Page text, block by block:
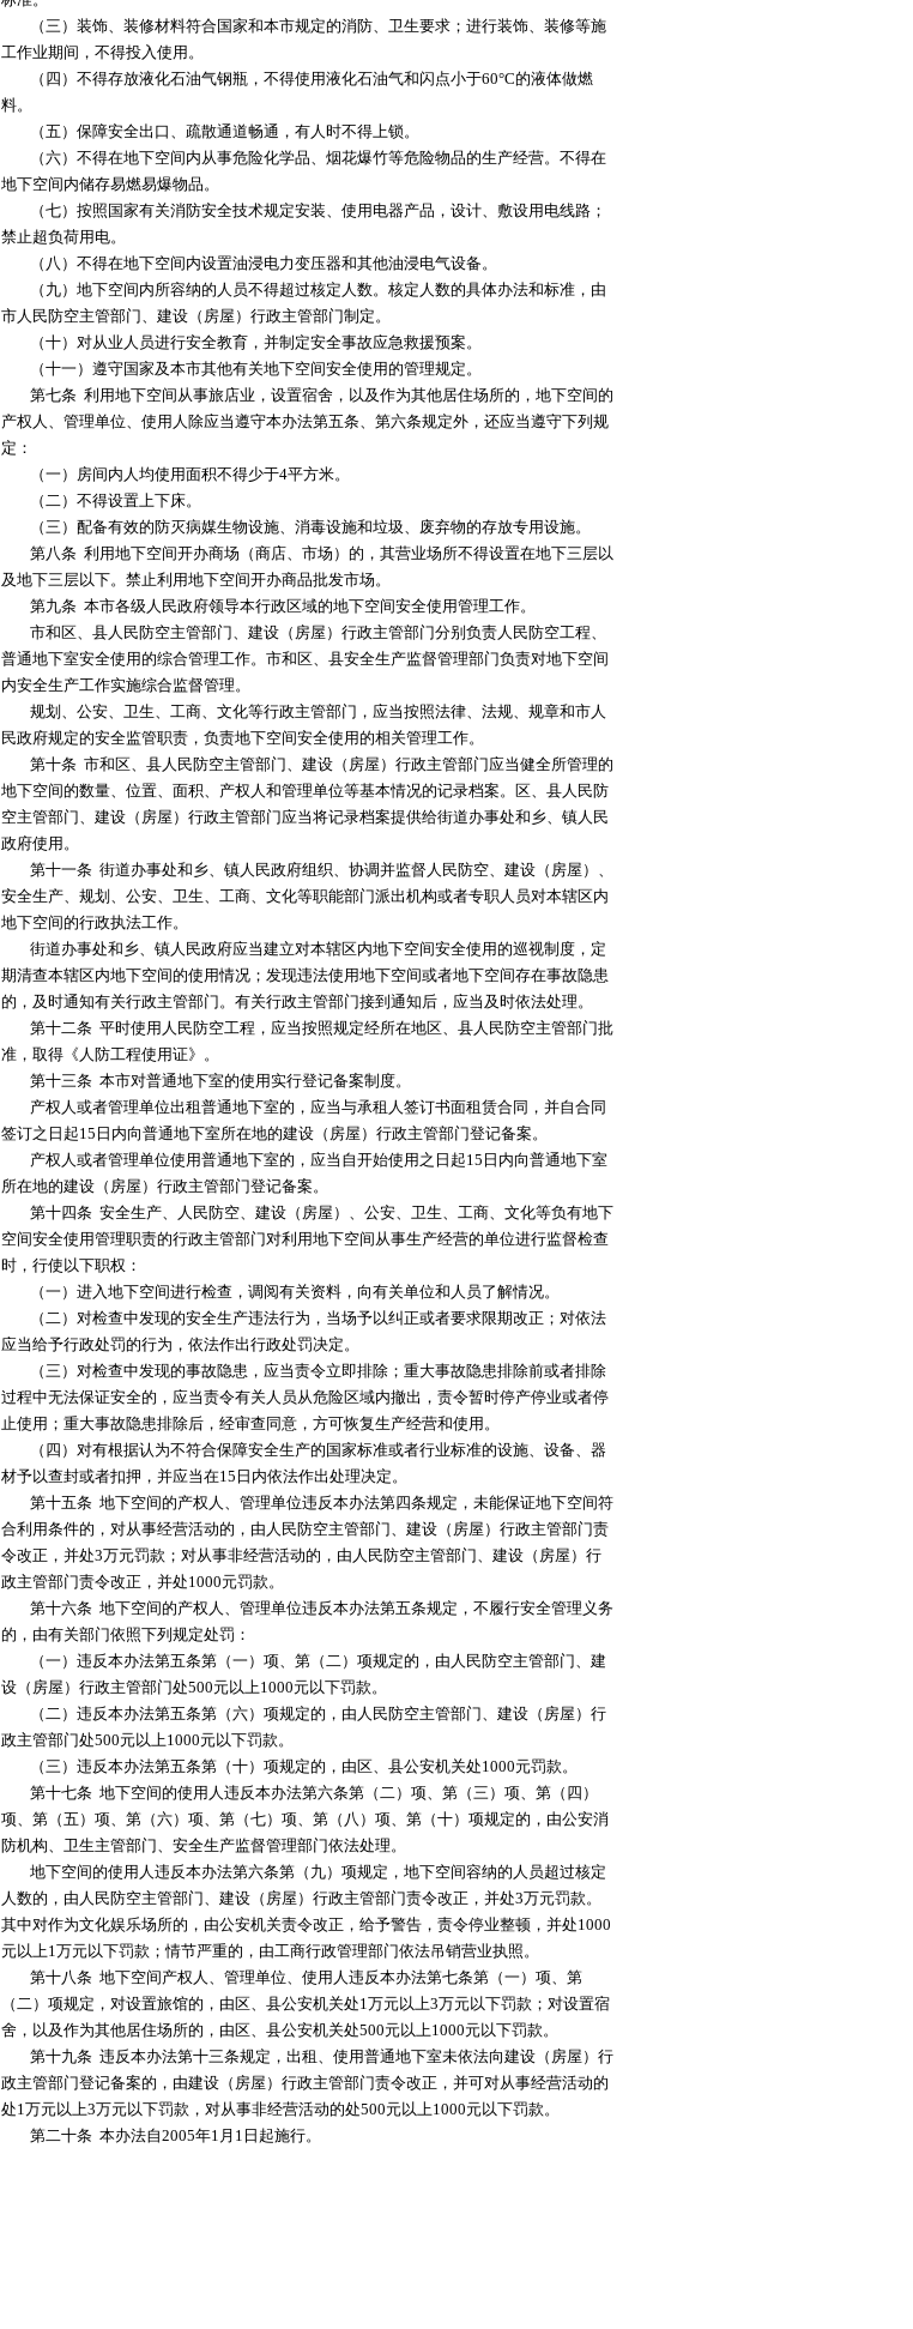
（三）装饰、装修材料符合国家和本市规定的消防、卫生要求；进行装饰、装修等施
工作业期间，不得投入使用。
（四）不得存放液化石油气钢瓶，不得使用液化石油气和闪点小于60°C的液体做燃
料。
（五）保障安全出口、疏散通道畅通，有人时不得上锁。
（六）不得在地下空间内从事危险化学品、烟花爆竹等危险物品的生产经营。不得在
地下空间内储存易燃易爆物品。
（七）按照国家有关消防安全技术规定安装、使用电器产品，设计、敷设用电线路；
禁止超负荷用电。
（八）不得在地下空间内设置油浸电力变压器和其他油浸电气设备。
（九）地下空间内所容纳的人员不得超过核定人数。核定人数的具体办法和标准，由
市人民防空主管部门、建设（房屋）行政主管部门制定。
（十）对从业人员进行安全教育，并制定安全事故应急救援预案。
（十一）遵守国家及本市其他有关地下空间安全使用的管理规定。
第七条 利用地下空间从事旅店业，设置宿舍，以及作为其他居住场所的，地下空间的
产权人、管理单位、使用人除应当遵守本办法第五条、第六条规定外，还应当遵守下列规
定：
（一）房间内人均使用面积不得少于4平方米。
（二）不得设置上下床。
（三）配备有效的防灭病媒生物设施、消毒设施和垃圾、废弃物的存放专用设施。
第八条 利用地下空间开办商场（商店、市场）的，其营业场所不得设置在地下三层以
及地下三层以下。禁止利用地下空间开办商品批发市场。
第九条 本市各级人民政府领导本行政区域的地下空间安全使用管理工作。
市和区、县人民防空主管部门、建设（房屋）行政主管部门分别负责人民防空工程、
普通地下室安全使用的综合管理工作。市和区、县安全生产监督管理部门负责对地下空间
内安全生产工作实施综合监督管理。
规划、公安、卫生、工商、文化等行政主管部门，应当按照法律、法规、规章和市人
民政府规定的安全监管职责，负责地下空间安全使用的相关管理工作。
第十条 市和区、县人民防空主管部门、建设（房屋）行政主管部门应当健全所管理的
地下空间的数量、位置、面积、产权人和管理单位等基本情况的记录档案。区、县人民防
空主管部门、建设（房屋）行政主管部门应当将记录档案提供给街道办事处和乡、镇人民
政府使用。
第十一条 街道办事处和乡、镇人民政府组织、协调并监督人民防空、建设（房屋）、
安全生产、规划、公安、卫生、工商、文化等职能部门派出机构或者专职人员对本辖区内
地下空间的行政执法工作。
街道办事处和乡、镇人民政府应当建立对本辖区内地下空间安全使用的巡视制度，定
期清查本辖区内地下空间的使用情况；发现违法使用地下空间或者地下空间存在事故隐患
的，及时通知有关行政主管部门。有关行政主管部门接到通知后，应当及时依法处理。
第十二条 平时使用人民防空工程，应当按照规定经所在地区、县人民防空主管部门批
准，取得《人防工程使用证》。
第十三条 本市对普通地下室的使用实行登记备案制度。
产权人或者管理单位出租普通地下室的，应当与承租人签订书面租赁合同，并自合同
签订之日起15日内向普通地下室所在地的建设（房屋）行政主管部门登记备案。
产权人或者管理单位使用普通地下室的，应当自开始使用之日起15日内向普通地下室
所在地的建设（房屋）行政主管部门登记备案。
第十四条 安全生产、人民防空、建设（房屋）、公安、卫生、工商、文化等负有地下
空间安全使用管理职责的行政主管部门对利用地下空间从事生产经营的单位进行监督检查
时，行使以下职权：
（一）进入地下空间进行检查，调阅有关资料，向有关单位和人员了解情况。
（二）对检查中发现的安全生产违法行为，当场予以纠正或者要求限期改正；对依法
应当给予行政处罚的行为，依法作出行政处罚决定。
（三）对检查中发现的事故隐患，应当责令立即排除；重大事故隐患排除前或者排除
过程中无法保证安全的，应当责令有关人员从危险区域内撤出，责令暂时停产停业或者停
止使用；重大事故隐患排除后，经审查同意，方可恢复生产经营和使用。
（四）对有根据认为不符合保障安全生产的国家标准或者行业标准的设施、设备、器
材予以查封或者扣押，并应当在15日内依法作出处理决定。
第十五条 地下空间的产权人、管理单位违反本办法第四条规定，未能保证地下空间符
合利用条件的，对从事经营活动的，由人民防空主管部门、建设（房屋）行政主管部门责
令改正，并处3万元罚款；对从事非经营活动的，由人民防空主管部门、建设（房屋）行
政主管部门责令改正，并处1000元罚款。
第十六条 地下空间的产权人、管理单位违反本办法第五条规定，不履行安全管理义务
的，由有关部门依照下列规定处罚：
（一）违反本办法第五条第（一）项、第（二）项规定的，由人民防空主管部门、建
设（房屋）行政主管部门处500元以上1000元以下罚款。
（二）违反本办法第五条第（六）项规定的，由人民防空主管部门、建设（房屋）行
政主管部门处500元以上1000元以下罚款。
（三）违反本办法第五条第（十）项规定的，由区、县公安机关处1000元罚款。
第十七条 地下空间的使用人违反本办法第六条第（二）项、第（三）项、第（四）
项、第（五）项、第（六）项、第（七）项、第（八）项、第（十）项规定的，由公安消
防机构、卫生主管部门、安全生产监督管理部门依法处理。
地下空间的使用人违反本办法第六条第（九）项规定，地下空间容纳的人员超过核定
人数的，由人民防空主管部门、建设（房屋）行政主管部门责令改正，并处3万元罚款。
其中对作为文化娱乐场所的，由公安机关责令改正，给予警告，责令停业整顿，并处1000
元以上1万元以下罚款；情节严重的，由工商行政管理部门依法吊销营业执照。
第十八条 地下空间产权人、管理单位、使用人违反本办法第七条第（一）项、第
（二）项规定，对设置旅馆的，由区、县公安机关处1万元以上3万元以下罚款；对设置宿
舍，以及作为其他居住场所的，由区、县公安机关处500元以上1000元以下罚款。
第十九条 违反本办法第十三条规定，出租、使用普通地下室未依法向建设（房屋）行
政主管部门登记备案的，由建设（房屋）行政主管部门责令改正，并可对从事经营活动的
处1万元以上3万元以下罚款，对从事非经营活动的处500元以上1000元以下罚款。
第二十条 本办法自2005年1月1日起施行。